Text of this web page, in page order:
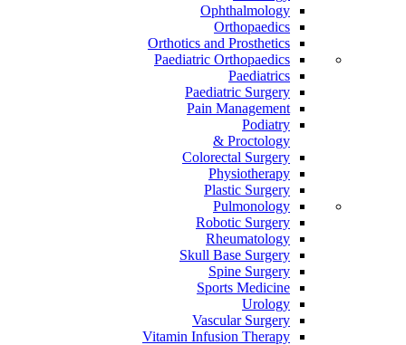
Ophthalmology
Orthopaedics
Orthotics and Prosthetics
Paediatric Orthopaedics
Paediatrics
Paediatric Surgery
Pain Management
Podiatry
Proctology &
Colorectal Surgery
Physiotherapy
Plastic Surgery
Pulmonology
Robotic Surgery
Rheumatology
Skull Base Surgery
Spine Surgery
Sports Medicine
Urology
Vascular Surgery
Vitamin Infusion Therapy